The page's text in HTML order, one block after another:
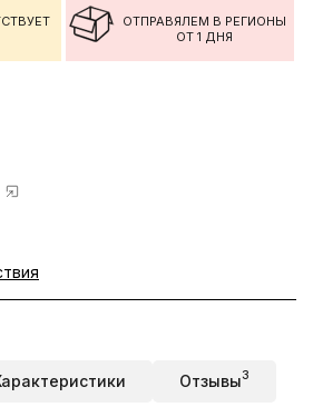
ОТПРАВЯЛЕМ В РЕГИОНЫ
ОТ 1 ДНЯ
Отзывы3